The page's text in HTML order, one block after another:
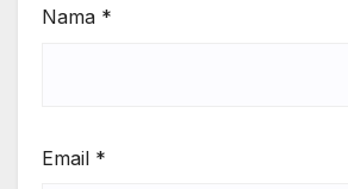
Nama *
Email *